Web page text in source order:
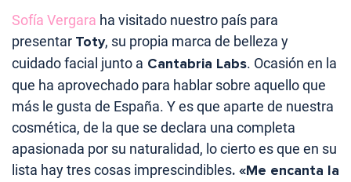
Sofía Vergara ha visitado nuestro país para
presentar Toty, su propia marca de belleza y
cuidado facial junto a Cantabria Labs. Ocasión en la
que ha aprovechado para hablar sobre aquello que
más le gusta de España. Y es que aparte de nuestra
cosmética, de la que se declara una completa
apasionada por su naturalidad, lo cierto es que en su
lista hay tres cosas imprescindibles. «Me encanta la